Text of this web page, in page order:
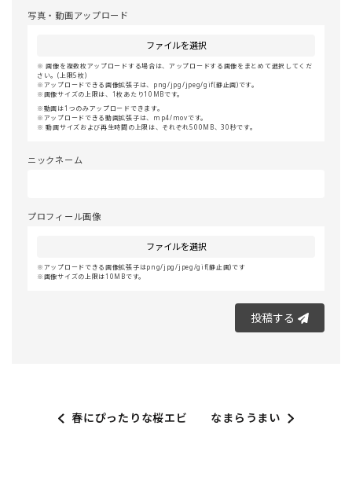
写真・動画アップロード
ファイルを選択
画像を複数枚アップロードする場合は、アップロードする画像をまとめて選択してくだ
さい。(上限5枚)
アップロードできる画像拡張子は、png/jpg/jpeg/gif(静止画)です。
画像サイズの上限は、1枚あたり10MBです。
動画は1つのみアップロードできます。
アップロードできる動画拡張子は、mp4/movです。
動画サイズおよび再生時間の上限は、それぞれ500MB、30秒です。
ニックネーム
プロフィール画像
ファイルを選択
アップロードできる画像拡張子はpng/jpg/jpeg/gif(静止画)です
画像サイズの上限は10MBです。
投稿する
春にぴったりな桜エビ なまらうまい